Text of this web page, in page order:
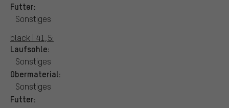
Futter:
Sonstiges
black | 41,5:
Laufsohle:
Sonstiges
Obermaterial:
Sonstiges
Futter: